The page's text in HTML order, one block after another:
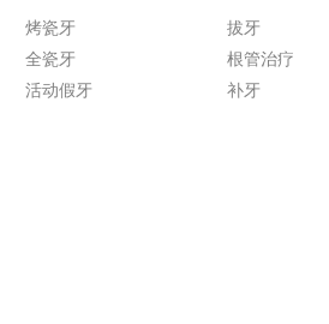
烤瓷牙
全瓷牙
活动假牙
拔牙
根管治疗
补牙